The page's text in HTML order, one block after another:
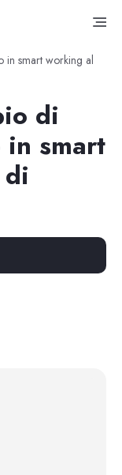
in smart working al
di
smart